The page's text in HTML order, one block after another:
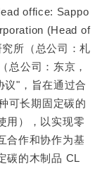
office: Sappo
(Head of
所（总公司：札
总公司：东京，
议"，旨在通过合
可长期固定碳的
用），以实现零
合作和协作为基
碳的木制品 CL